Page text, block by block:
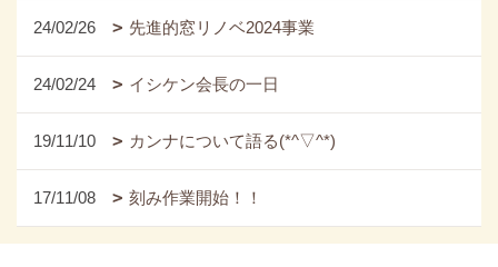
24/02/26 先進的窓リノベ2024事業
24/02/24 イシケン会長の一日
19/11/10 カンナについて語る(*^▽^*)
17/11/08 刻み作業開始！！